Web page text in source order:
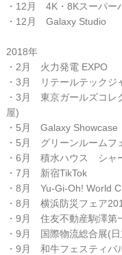
・12月 4K・8Kスーパー
・12月 Galaxy Studio
2018年
・2月 火力発電 EXPO
・3月 リテールテックジ
・3月 東京ガールズコレ
屋)
・5月 Galaxy Showcase
・5月 グリーンルームフ
・6月 積水ハウス シャ
・7月 新宿TikTok
・8月 Yu-Gi-Oh! World
・8月 横浜防災フェア
・9月 住友不動産駒澤第
・9月 国際物流総合展(
・9月 和牛フェスティバ